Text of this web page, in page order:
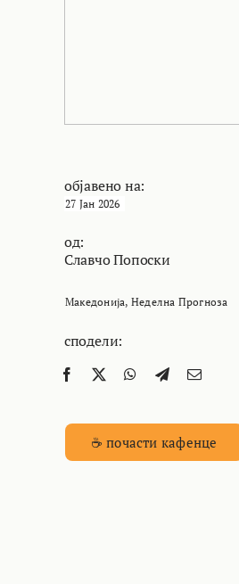
објавено на:
27 Јан 2026
од:
Славчо Попоски
Македонија, Неделна Прогноза
сподели:
☕ почасти кафенце